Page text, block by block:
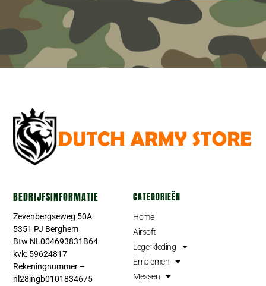
BEDRIJFSINFORMATIE
Zevenbergseweg 50A
5351 PJ Berghem
Btw NL004693831B64
kvk: 59624817
Rekeningnummer –
nl28ingb0101834675
CATEGORIEËN
Home
Airsoft
Legerkleding
Emblemen
Messen